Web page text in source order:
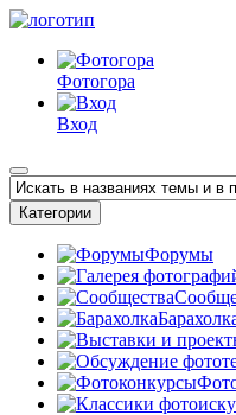
Фотогора
Вход
Категории
Форумы